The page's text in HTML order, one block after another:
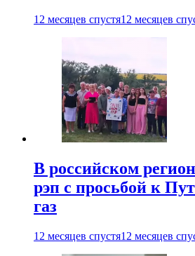
12 месяцев спустя12 месяцев
В российском
рэп с просьбой к
газ
12 месяцев спустя12 месяцев